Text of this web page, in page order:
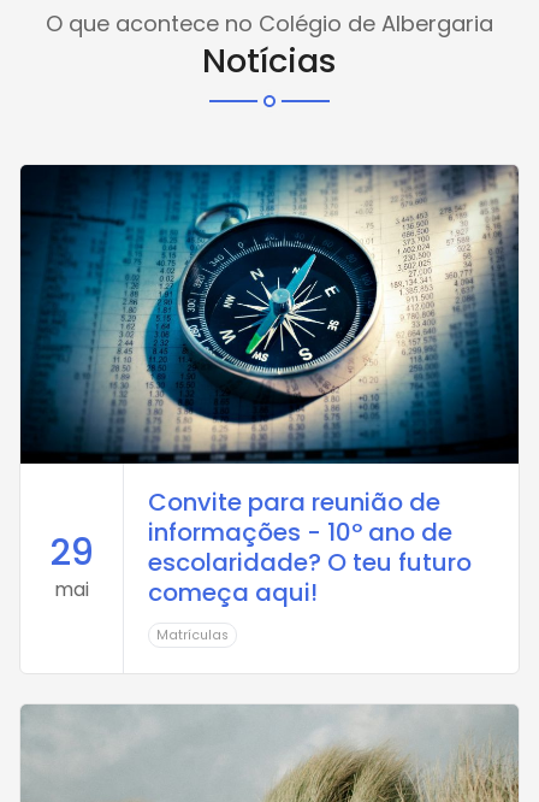
O que acontece no Colégio de Albergaria
Notícias
29
mai
Convite para reunião de
informações - 10º ano de
escolaridade? O teu futuro
começa aqui!
Matrículas